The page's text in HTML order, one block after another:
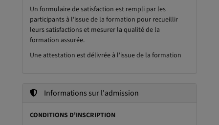
Un formulaire de satisfaction est rempli par les
participants à l'issue de la formation pour recueillir
leurs satisfactions et mesurer la qualité de la
formation assurée.
Une attestation est délivrée à l'issue de la formation
Informations sur l'admission
CONDITIONS D'INSCRIPTION